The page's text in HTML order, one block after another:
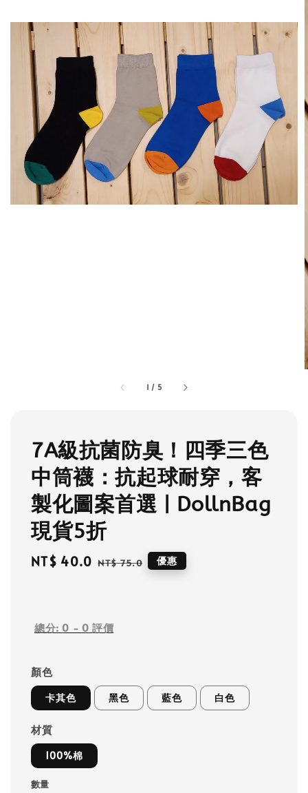
1 / 5
7A級抗菌防臭！四季三色
中筒襪：抗起球耐穿，客
製化圖案首選 | DollnBag
現貨5折
Sale
NT$ 40.0 Regular
NT$ 75.0 優惠
總分: 0 - 0 評價
顏色
卡其色 黑色 藍色 白色
材質
100%棉
數量